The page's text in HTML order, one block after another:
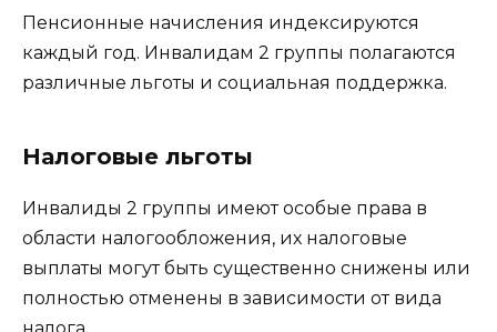
Пенсионные начисления индексируются
каждый год. Инвалидам 2 группы полагаются
различные льготы и социальная поддержка.
Налоговые льготы
Инвалиды 2 группы имеют особые права в
области налогообложения, их налоговые
выплаты могут быть существенно снижены или
полностью отменены в зависимости от вида